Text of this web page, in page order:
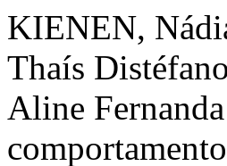
KIENEN,
Thaís
Aline